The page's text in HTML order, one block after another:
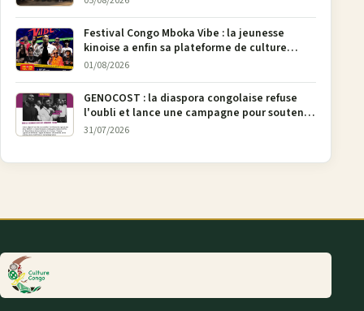
Festival Congo Mboka Vibe : la jeunesse
kinoise a enfin sa plateforme de culture
urbaine
01/08/2026
GENOCOST : la diaspora congolaise refuse
l'oubli et lance une campagne pour soutenir
la pétition FONAREV depuis Bruxelles
31/07/2026